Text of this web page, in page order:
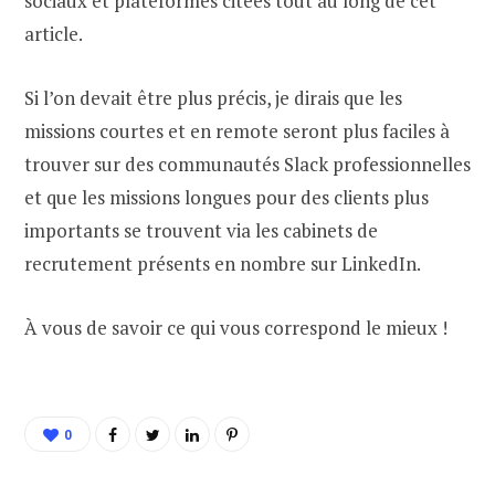
article.
Si l’on devait être plus précis, je dirais que les
missions courtes et en remote seront plus faciles à
trouver sur des communautés Slack professionnelles
et que les missions longues pour des clients plus
importants se trouvent via les cabinets de
recrutement présents en nombre sur LinkedIn.
À vous de savoir ce qui vous correspond le mieux !
0